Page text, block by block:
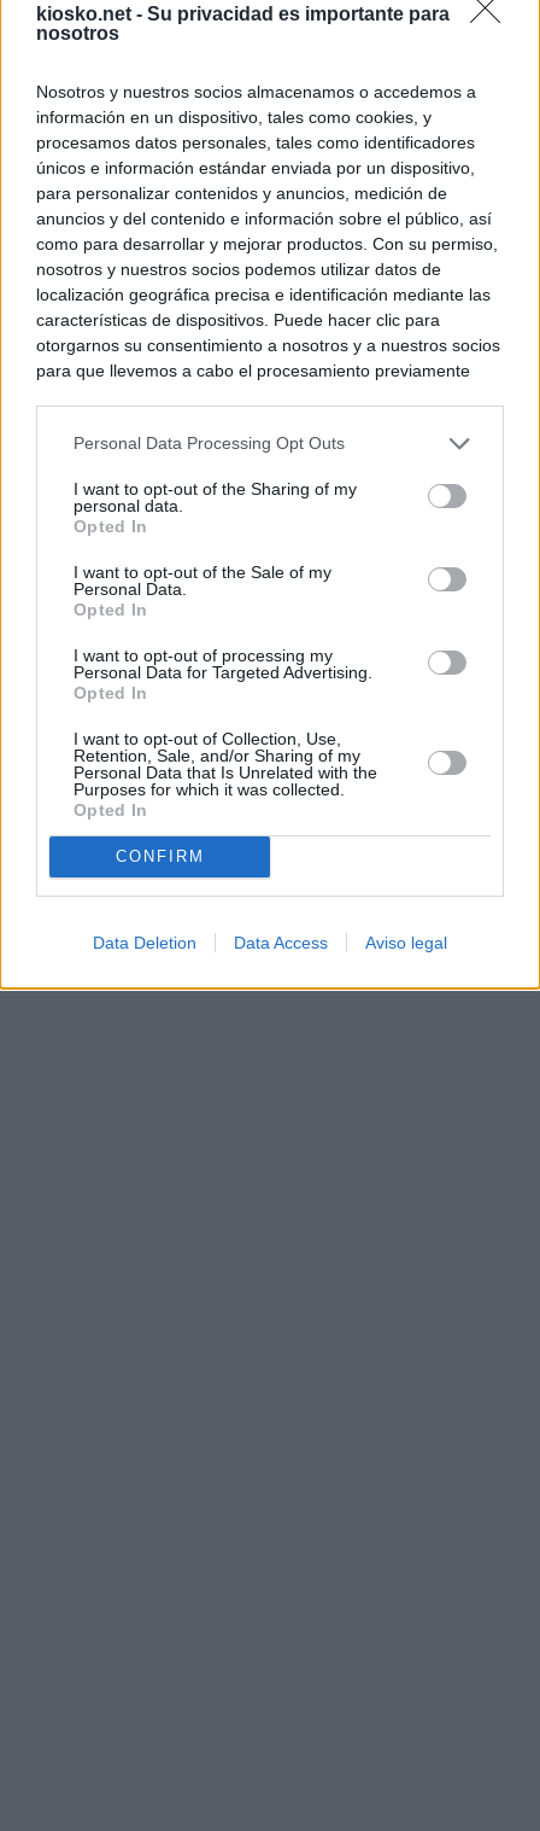
kiosko.net - Su privacidad es importante para
nosotros
Nosotros y nuestros socios almacenamos o accedemos a
información en un dispositivo, tales como cookies, y
procesamos datos personales, tales como identificadores
únicos e información estándar enviada por un dispositivo,
para personalizar contenidos y anuncios, medición de
anuncios y del contenido e información sobre el público, así
como para desarrollar y mejorar productos. Con su permiso,
nosotros y nuestros socios podemos utilizar datos de
localización geográfica precisa e identificación mediante las
características de dispositivos. Puede hacer clic para
otorgarnos su consentimiento a nosotros y a nuestros socios
para que llevemos a cabo el procesamiento previamente
negar su consentimiento. Tenga en cuenta que algún
de su consentimiento, pero usted tiene el derecho de
rechazar tal procesamiento. Sus preferencias se aplicarán
cualquier momento entrando de nuevo en este sitio web o
visitando nuestra política de privacidad.
Personal Data Processing Opt Outs
I want to opt-out of the Sharing of my
personal data.
Opted In
I want to opt-out of the Sale of my
Personal Data.
Opted In
I want to opt-out of processing my
Personal Data for Targeted Advertising.
Opted In
I want to opt-out of Collection, Use,
Retention, Sale, and/or Sharing of my
Personal Data that Is Unrelated with the
Purposes for which it was collected.
Opted In
CONFIRM
Data Deletion Data Access Aviso legal